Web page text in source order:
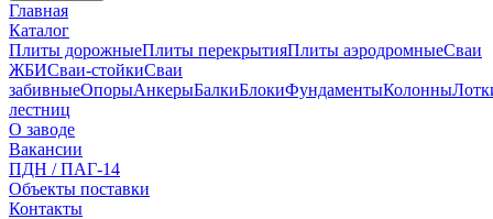
Главная
Каталог
Плиты дорожныеПлиты перекрытияПлиты аэродромныеСваи
ЖБИСваи-стойкиСваи
забивныеОпорыАнкерыБалкиБлокиФундаментыКолонны
лестниц
О заводе
Вакансии
ПДН / ПАГ-14
Объекты поставки
Контакты